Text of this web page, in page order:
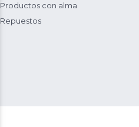
Productos con alma
Repuestos